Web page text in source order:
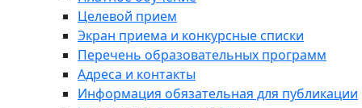
Целевой прием
Экран приема и конкурсные списки
Перечень образовательных программ
Адреса и контакты
Информация обязательная для публикации